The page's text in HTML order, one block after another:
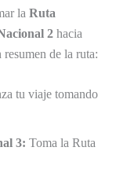
la Ruta
2 hacia
de la ruta:
tu viaje tomando
3: Toma la Ruta